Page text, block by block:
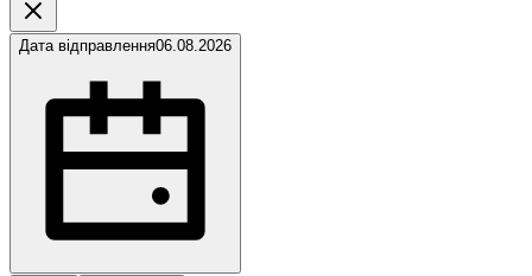
Дата відправлення06.08.2026